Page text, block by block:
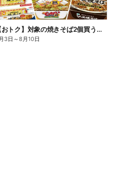
【おトク】対象の焼きそば2個買うと100円引き!
3日 ～8月10日